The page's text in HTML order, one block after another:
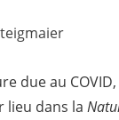
due au
lieu dans la